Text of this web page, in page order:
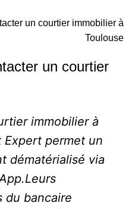
un courtier immobilier à
Toulouse
un courtier
immobilier à
Expert permet un
dématérialisé via
du bancaire